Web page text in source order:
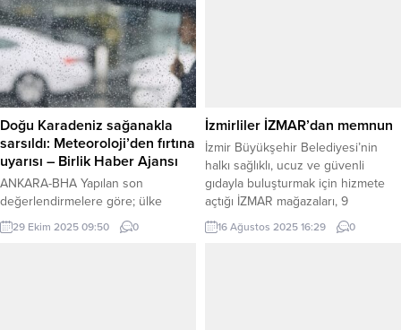
süreli fırtına uyarısı yapıldı.
ANKARA (İGFA) – Meteoroloji Genel
Müdürlüğü 07 Ağustos Perşembe
gününe ilişkin hava tahmin
raporunu yayımladı. Meteoroloji
Genel Müdürlüğü tarafından
yapılan tahminlere göre, yurdun
kuzey ve doğu...
Tanıtım Programı” düzenlendi.
Selçuklu Kongre...
Doğu Karadeniz sağanakla
sarsıldı: Meteoroloji’den fırtına
uyarısı – Birlik Haber Ajansı
ANKARA-BHA Yapılan son
değerlendirmelere göre; ülke
genelinde hava parçalı ve çok
bulutlu olacak. İç Anadolu’nun
29 Ekim 2025 09:50 0
İzmirliler İZMAR’dan memnun
İzmir Büyükşehir Belediyesi’nin
halkı sağlıklı, ucuz ve güvenli
gıdayla buluşturmak için hizmete
açtığı İZMAR mağazaları, 9
şubesiyle hizmet vermeye devam
ediyor. Fiyat politikasından ürün
16 Ağustos 2025 16:29 0